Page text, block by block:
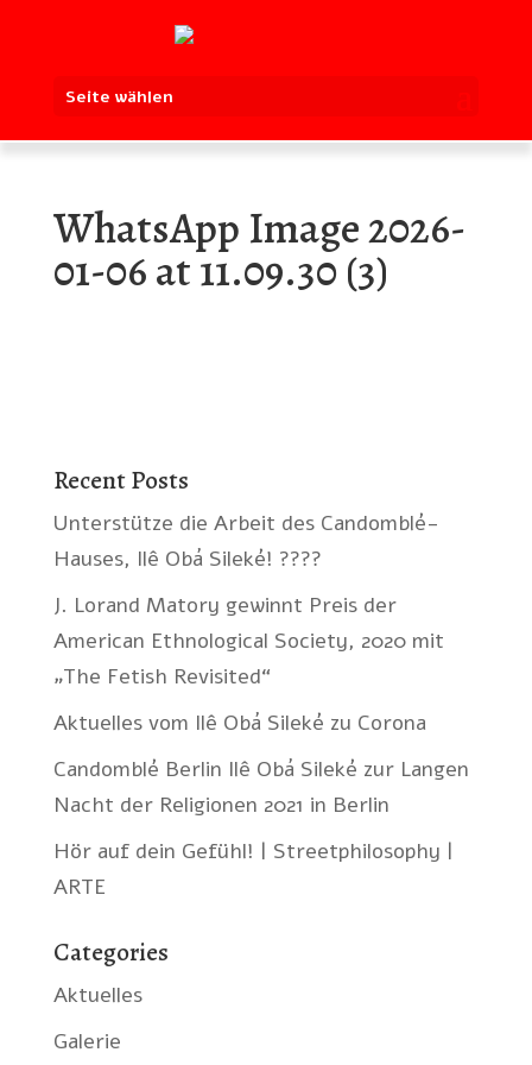
Seite wählen
WhatsApp Image 2026-
01-06 at 11.09.30 (3)
Recent Posts
Unterstütze die Arbeit des Candomblé-
Hauses, Ilê Obá Sileké! ????
J. Lorand Matory gewinnt Preis der
American Ethnological Society, 2020 mit
„The Fetish Revisited“
Aktuelles vom Ilê Obá Sileké zu Corona
Candomblé Berlin Ilê Obá Sileké zur Langen
Nacht der Religionen 2021 in Berlin
Hör auf dein Gefühl! | Streetphilosophy |
ARTE
Categories
Aktuelles
Galerie